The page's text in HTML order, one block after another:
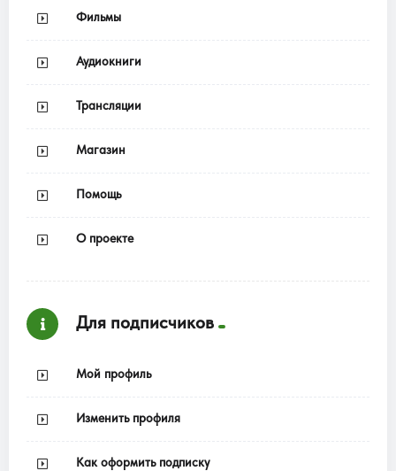
Фильмы
Аудиокниги
Трансляции
Магазин
Помощь
О проекте
Для подписчиков
Мой профиль
Изменить профиля
Как оформить подписку